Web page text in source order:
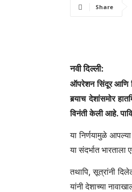
Share
नवी दिल्ली:
ऑपरेशन सिंदूर आणि
बर्‍याच देशांसमोर
विनंती केली आहे.
या निर्णयामुळे
या संदर्भात
तथापि, सूत्रांनी
यांनी देशाच्या